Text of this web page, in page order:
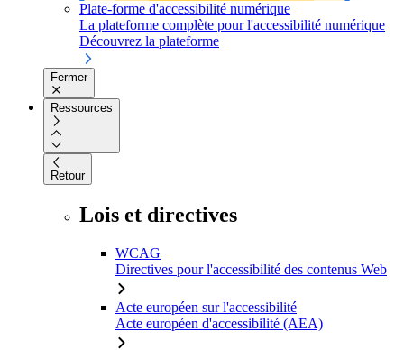
Plate-forme d'accessibilité numérique
La plateforme complète pour l'accessibilité numérique
Découvrez la plateforme
Fermer
Ressources
Retour
Lois et directives
WCAG
Directives pour l'accessibilité des contenus Web
Acte européen sur l'accessibilité
Acte européen d'accessibilité (AEA)